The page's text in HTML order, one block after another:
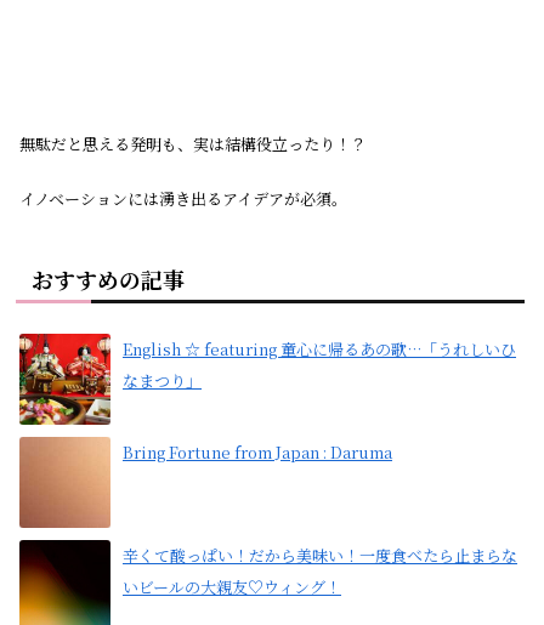
無駄だと思える発明も、実は結構役立ったり！？
イノベーションには湧き出るアイデアが必須。
おすすめの記事
English ☆ featuring 童心に帰るあの歌…「うれしいひ
なまつり」
Bring Fortune from Japan : Daruma
辛くて酸っぱい！だから美味い！一度食べたら止まらな
いビールの大親友♡ウィング！